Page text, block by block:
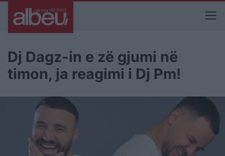
Dj Dagz-in e zë gjumi në
timon, ja reagimi i Dj Pm!